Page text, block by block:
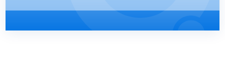
Unternehmen